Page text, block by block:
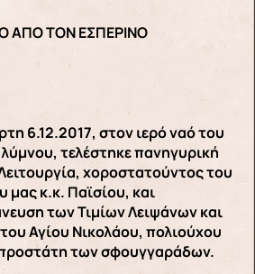
ΑΠΟ ΤΟΝ ΕΣΠΕΡΙΝΟ
6.12.2017, στον ιερό ναό του
τελέστηκε πανηγυρική
χοροστατούντος του
μας κ.κ. Παϊσίου, και
των Τιμίων Λειψάνων και
Αγίου Νικολάου, πολιούχου
των σφουγγαράδων.